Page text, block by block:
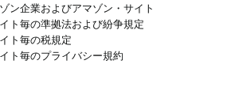
ン企業およびアマゾン・サイト
ト毎の準拠法および紛争規定
ト毎の税規定
ト毎のプライバシー規約